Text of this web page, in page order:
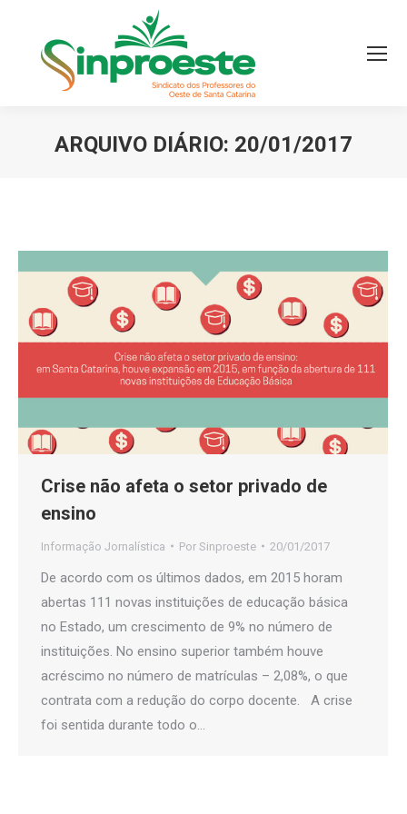
ARQUIVO DIÁRIO: 20/01/2017
Crise não afeta o setor privado de
ensino
Informação Jornalística Por Sinproeste 20/01/2017
De acordo com os últimos dados, em 2015 horam
abertas 111 novas instituições de educação básica
no Estado, um crescimento de 9% no número de
instituições. No ensino superior também houve
acréscimo no número de matrículas – 2,08%, o que
contrata com a redução do corpo docente. A crise
foi sentida durante todo o…